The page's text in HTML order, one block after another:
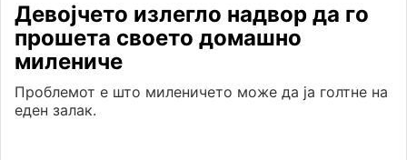
Девојчето излегло надвор да го
прошета своето домашно
милениче
Проблемот е што миленичето може да ја голтне на
еден залак.